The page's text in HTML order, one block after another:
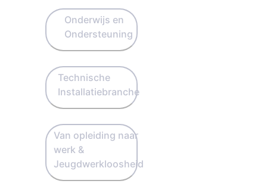
Onderwijs en
Ondersteuning
Technische
Installatiebranche
Van opleiding naar
werk &
Jeugdwerkloosheid